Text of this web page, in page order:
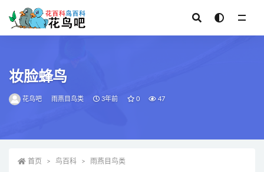
妆脸蜂鸟
花鸟吧 雨燕目鸟类 3年前 0 47
首页 鸟百科 雨燕目鸟类